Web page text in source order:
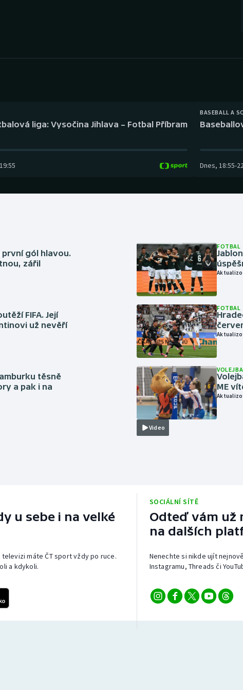
Plážový volejbal
liga: Vysočina Jihlava – Fotbal Příbram
19:55
BASEBALL A
Dnes, 18:55-
gól hlavou.
zářil
FIFA. Její
už nevěří
těsně
a pak i na
FOTBAL
FOTBAL
Video
ME
u sebe i na velké
televizi máte ČT sport vždy po ruce.
a kdykoli.
SOCIÁLNÍ SÍTĚ
Odteď vám už
na dalších
Nenechte si nikde ujít
Instagramu, Threads či